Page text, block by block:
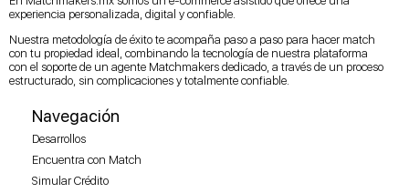
experiencia personalizada, digital y confiable.
Nuestra metodología de éxito te acompaña paso a paso para hacer match
con tu propiedad ideal, combinando la tecnología de nuestra plataforma
con el soporte de un agente Matchmakers dedicado, a través de un proceso
estructurado, sin complicaciones y totalmente confiable.
Navegación
Desarrollos
Encuentra con Match
Simular Crédito